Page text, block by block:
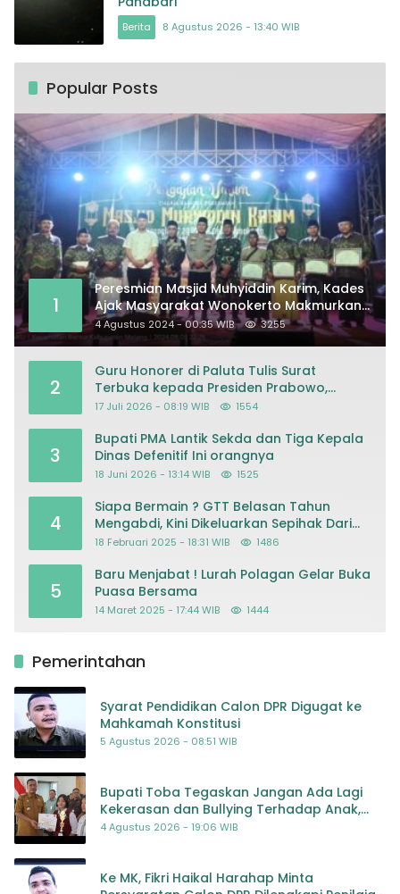
Berita 8 Agustus 2026 - 13:40 WIB
Popular Posts
1
Peresmian Masjid Muhyiddin Karim, Kades
Ajak Masyarakat Wonokerto Makmurkan
Masjid
4 Agustus 2024 - 00:35 WIB 3255
2
Guru Honorer di Paluta Tulis Surat
Terbuka kepada Presiden Prabowo,
Mohon Keadilan atas Dugaan
17 Juli 2026 - 08:19 WIB 1554
3
Bupati PMA Lantik Sekda dan Tiga Kepala
Dinas Defenitif Ini orangnya
18 Juni 2026 - 13:14 WIB 1525
4
Siapa Bermain ? GTT Belasan Tahun
Mengabdi, Kini Dikeluarkan Sepihak Dari
Dapodik
18 Februari 2025 - 18:31 WIB 1486
5
Baru Menjabat ! Lurah Polagan Gelar Buka
Puasa Bersama
14 Maret 2025 - 17:44 WIB 1444
Pemerintahan
Syarat Pendidikan Calon DPR Digugat ke
Mahkamah Konstitusi
5 Agustus 2026 - 08:51 WIB
Bupati Toba Tegaskan Jangan Ada Lagi
Kekerasan dan Bullying Terhadap Anak,
Dorong Kolaborasi Seluruh Pihak
4 Agustus 2026 - 19:06 WIB
Ke MK, Fikri Haikal Harahap Minta